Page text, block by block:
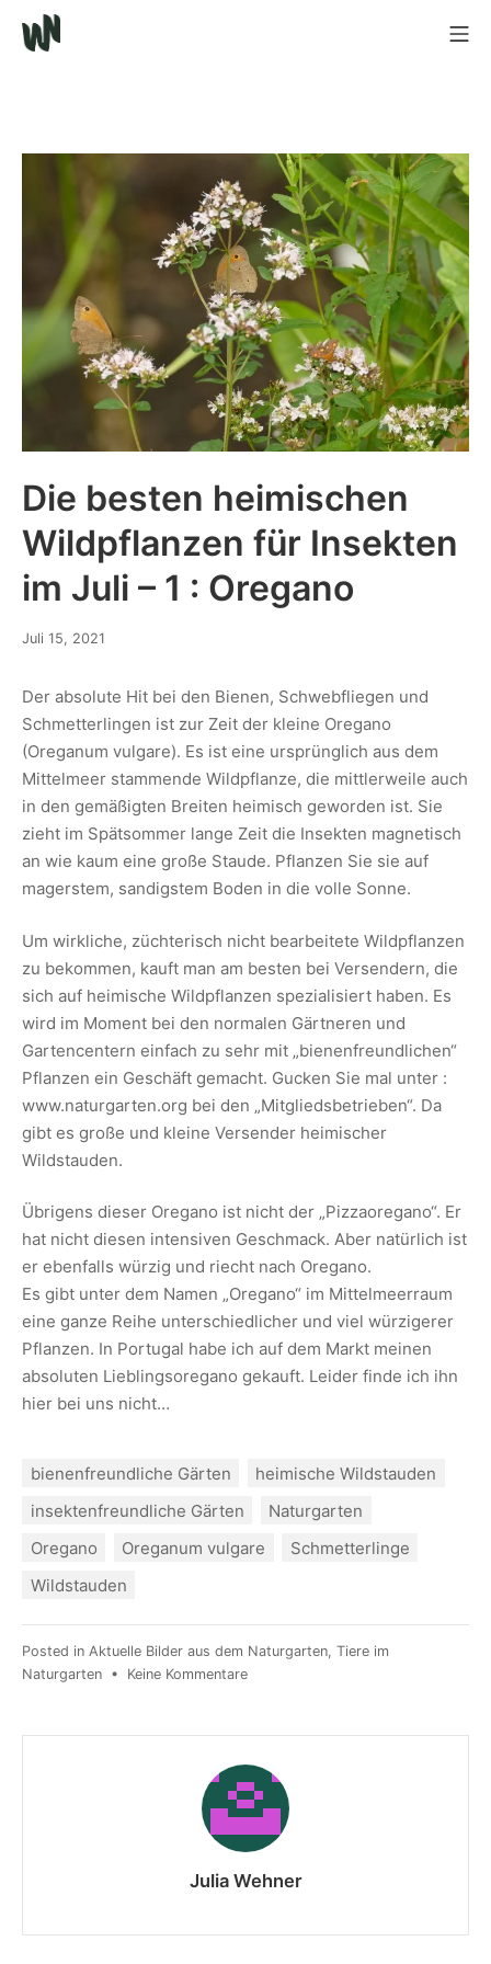
Die besten heimischen
Wildpflanzen für Insekten
im Juli – 1 : Oregano
Juli 15, 2021
Der absolute Hit bei den Bienen, Schwebfliegen und
Schmetterlingen ist zur Zeit der kleine Oregano
(Oreganum vulgare). Es ist eine ursprünglich aus dem
Mittelmeer stammende Wildpflanze, die mittlerweile auch
in den gemäßigten Breiten heimisch geworden ist. Sie
zieht im Spätsommer lange Zeit die Insekten magnetisch
an wie kaum eine große Staude. Pflanzen Sie sie auf
magerstem, sandigstem Boden in die volle Sonne.
Um wirkliche, züchterisch nicht bearbeitete Wildpflanzen
zu bekommen, kauft man am besten bei Versendern, die
sich auf heimische Wildpflanzen spezialisiert haben. Es
wird im Moment bei den normalen Gärtneren und
Gartencentern einfach zu sehr mit „bienenfreundlichen“
Pflanzen ein Geschäft gemacht. Gucken Sie mal unter :
www.naturgarten.org bei den „Mitgliedsbetrieben“. Da
gibt es große und kleine Versender heimischer
Wildstauden.
Übrigens dieser Oregano ist nicht der „Pizzaoregano“. Er
hat nicht diesen intensiven Geschmack. Aber natürlich ist
er ebenfalls würzig und riecht nach Oregano.
Es gibt unter dem Namen „Oregano“ im Mittelmeerraum
eine ganze Reihe unterschiedlicher und viel würzigerer
Pflanzen. In Portugal habe ich auf dem Markt meinen
absoluten Lieblingsoregano gekauft. Leider finde ich ihn
hier bei uns nicht…
bienenfreundliche Gärten
heimische Wildstauden
insektenfreundliche Gärten
Naturgarten
Oregano
Oreganum vulgare
Schmetterlinge
Wildstauden
Posted in Aktuelle Bilder aus dem Naturgarten, Tiere im
Naturgarten • Keine Kommentare
Julia Wehner